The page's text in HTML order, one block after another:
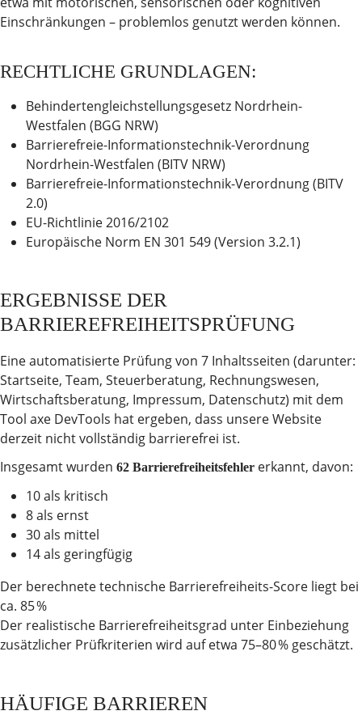
Einschränkungen – problemlos genutzt werden können.
RECHTLICHE GRUNDLAGEN:
Behindertengleichstellungsgesetz Nordrhein-
Westfalen (BGG NRW)
Barrierefreie-Informationstechnik-Verordnung
Nordrhein-Westfalen (BITV NRW)
Barrierefreie-Informationstechnik-Verordnung (BITV
2.0)
EU-Richtlinie 2016/2102
Europäische Norm EN 301 549 (Version 3.2.1)
ERGEBNISSE DER
BARRIEREFREIHEITSPRÜFUNG
Eine automatisierte Prüfung von 7 Inhaltsseiten (darunter:
Startseite, Team, Steuerberatung, Rechnungswesen,
Wirtschaftsberatung, Impressum, Datenschutz) mit dem
Tool axe DevTools hat ergeben, dass unsere Website
derzeit nicht vollständig barrierefrei ist.
Insgesamt wurden 62 Barrierefreiheitsfehler erkannt, davon:
10 als kritisch
8 als ernst
30 als mittel
14 als geringfügig
Der berechnete technische Barrierefreiheits-Score liegt bei
ca. 85 %
Der realistische Barrierefreiheitsgrad unter Einbeziehung
zusätzlicher Prüfkriterien wird auf etwa 75–80 % geschätzt.
HÄUFIGE BARRIEREN